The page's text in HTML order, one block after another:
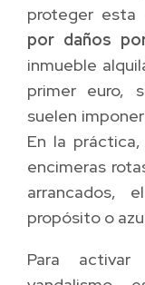
proteger esta
por daños
inmueble
primer euro,
suelen
En la
encimeras
arrancados,
propósito o
Para